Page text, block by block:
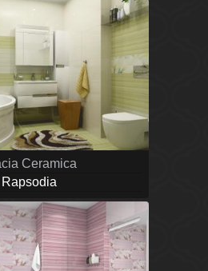
Ceramica
Rapsodia